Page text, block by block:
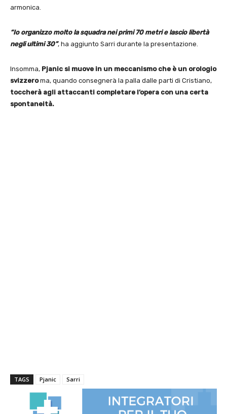
armonica.
“Io organizzo molto la squadra nei primi 70 metri e lascio libertà
negli ultimi 30”, ha aggiunto Sarri durante la presentazione.
Insomma, Pjanic si muove in un meccanismo che è un orologio
svizzeroma, quando consegnerà la palla dalle parti di Cristiano,
toccherà agli attaccanti completare l’opera con una certa
spontaneità.
TAGS Pjanic Sarri